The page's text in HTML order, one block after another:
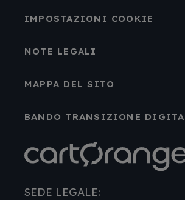
IMPOSTAZIONI COOKIE
NOTE LEGALI
MAPPA DEL SITO
BANDO TRANSIZIONE
SEDE LEGALE: